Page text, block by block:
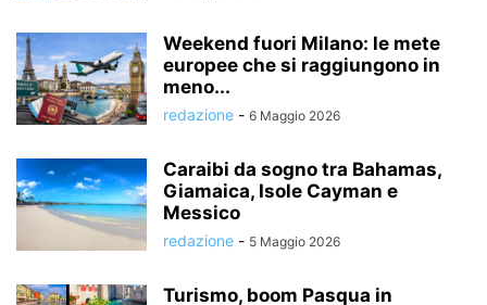
Weekend fuori Milano: le mete
europee che si raggiungono in
meno...
redazione - 6 Maggio 2026
Caraibi da sogno tra Bahamas,
Giamaica, Isole Cayman e
Messico
redazione - 5 Maggio 2026
Turismo, boom Pasqua in